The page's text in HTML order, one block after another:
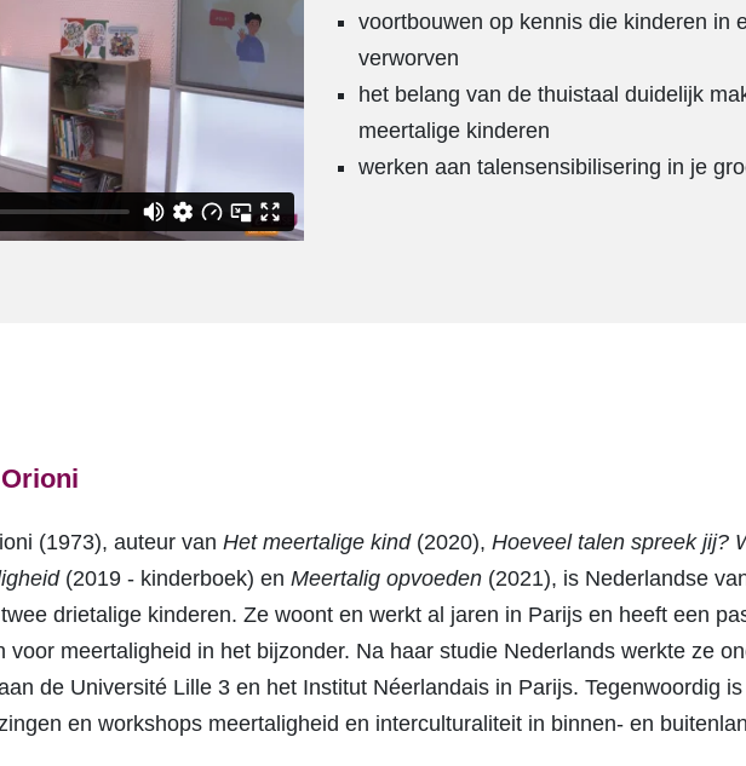
voortbouwen op kennis die kinderen in
verworven
het belang van de thuistaal duidelijk
meertalige kinderen
werken aan talensensibilisering in je
(1973), auteur van Het meertalige kind(2020), Hoeveel talen spreek jij?
(2019 - kinderboek) en Meertalig opvoeden (2021), is Nederlandse
drietalige kinderen. Ze woont en werkt al jaren in Parijs en heeft een
voor meertaligheid in het bijzonder. Na haar studie Nederlands werkte ze
de Université Lille 3 en het Institut Néerlandais in Parijs. Tegenwoordig
en workshops meertaligheid en interculturaliteit in binnen- en